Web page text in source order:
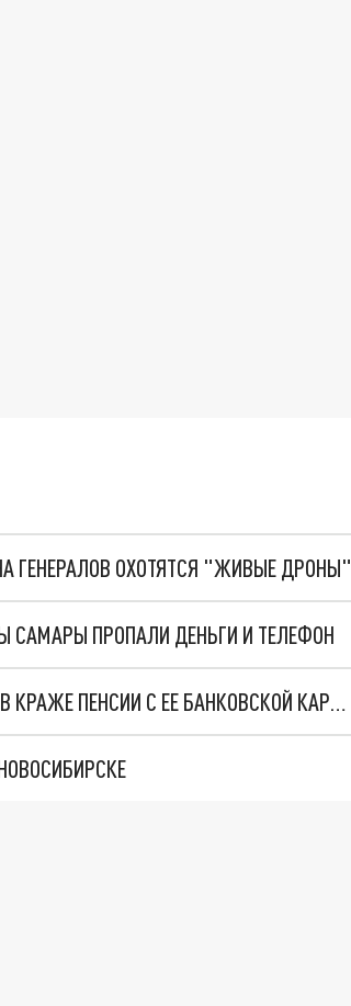
ГЕНЕРАЛОВ ОХОТЯТСЯ "ЖИВЫЕ ДРОНЫ"
ПРОПАЛИ ДЕНЬГИ И ТЕЛЕФОН
83-ЛЕТНЯЯ БАБУШКА ИЗ СЫЗРАНИ ОБВИНЯЕТ ВНУКА В КРАЖЕ ПЕНСИИ С ЕЕ БАНКОВСКОЙ КАРТЫ